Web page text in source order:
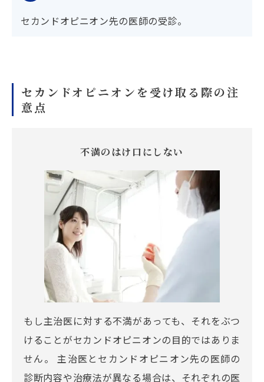
セカンドオピニオン先の医師の受診。
セカンドオピニオンを受け取る際の注
意点
不満のはけ口にしない
もし主治医に対する不満があっても、それをぶつ
けることがセカンドオピニオンの目的ではありま
せん。 主治医とセカンドオピニオン先の医師の
診断内容や治療法が異なる場合は、それぞれの医